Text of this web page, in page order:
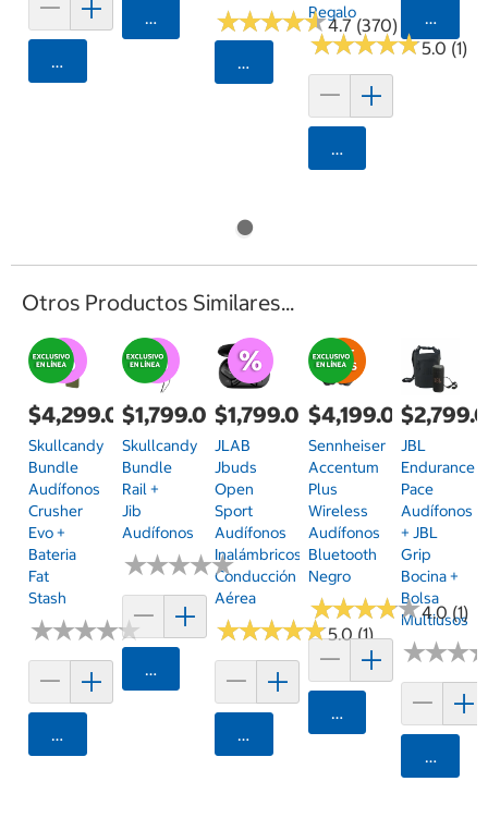
Agregar
Agregar ★★★★★
★★★★★4.7 (370)
Seleccionar Código Postal
Regalo
★★★★★
★★★★★5.0 (1)
Agregar
Otros Productos Similares...
$4,299.00
Skullcandy
Bundle
Audífonos
Crusher
Evo +
Bateria
Fat
Stash
★★★★★
★★★★★
Agregar
$1,799.00
Skullcandy
Bundle
Rail +
Jib
Audífonos
★★★★★
★★★★★
Agregar
$1,799.00
JLAB
Jbuds
Open
Sport
Audífonos
Inalámbricos
Conducción
Aérea
★★★★★
★★★★★5.0 (1)
Agregar
$4,199.00
Sennheiser
Accentum
Plus
Wireless
Audífonos
Bluetooth
Negro
★★★★★
★★★★★4.0 (1)
Agregar
JBL
Endurance
Pace
Audífonos
+ JBL
Grip
Bocina +
Bolsa
Multiusos
★★★
★★★